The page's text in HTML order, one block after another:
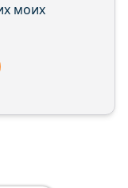
моих